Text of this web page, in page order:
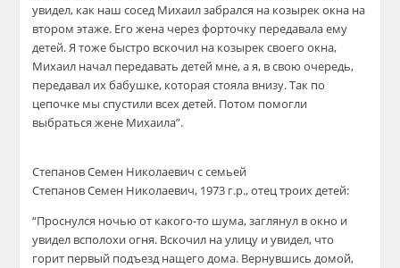
увидел, как наш сосед Михаил забрался на козырек окна на
втором этаже. Его жена через форточку передавала ему
детей. Я тоже быстро вскочил на козырек своего окна,
Михаил начал передавать детей мне, а я, в свою очередь,
передавал их бабушке, которая стояла внизу. Так по
цепочке мы спустили всех детей. Потом помогли
выбраться жене Михаила”.
Степанов Семен Николаевич с семьей
Степанов Семен Николаевич, 1973 г.р., отец троих детей:
“Проснулся ночью от какого-то шума, заглянул в окно и
увидел всполохи огня. Вскочил на улицу и увидел, что
горит первый подъезд нащего дома. Вернувшись домой,